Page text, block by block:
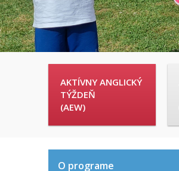
AKTÍVNY ANGLICKÝ
TÝŽDEŇ
(AEW)
O programe